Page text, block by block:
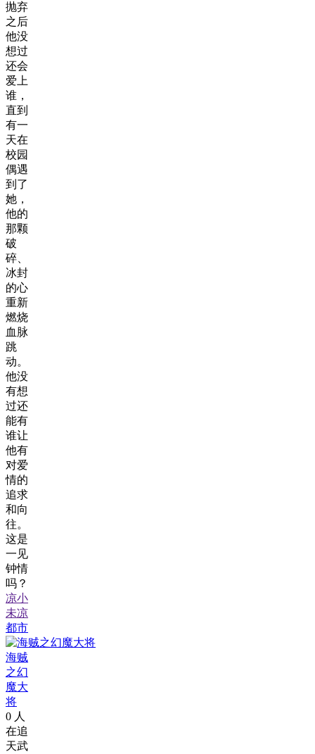
抛弃
之后
他没
想过
还会
爱上
谁，
直到
有一
天在
校园
偶遇
到了
她，
他的
那颗
破
碎、
冰封
的心
重新
燃烧
血脉
跳
动。
他没
有想
过还
能有
谁让
他有
对爱
情的
追求
和向
往。
这是
一见
钟情
吗？
凉小
未凉
都市
海贼
之幻
魔大
将
0 人
在追
天武